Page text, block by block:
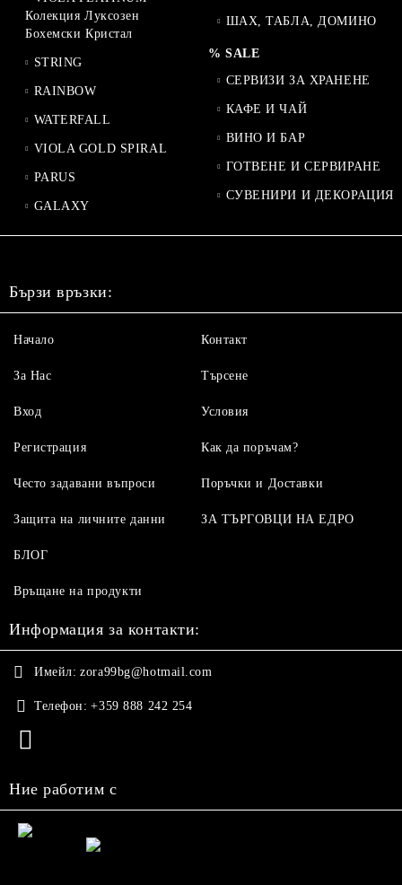
Колекция Луксозен
Бохемски Кристал
STRING
RAINBOW
WATERFALL
VIOLA GOLD SPIRAL
PARUS
GALAXY
ШАХ, ТАБЛА, ДОМИНО
% SALE
СЕРВИЗИ ЗА ХРАНЕНЕ
КАФЕ И ЧАЙ
ВИНО И БАР
ГОТВЕНЕ И СЕРВИРАНЕ
СУВЕНИРИ И ДЕКОРАЦИЯ
Бързи връзки:
Начало
За Нас
Вход
Регистрация
Контакт
Търсене
Условия
Как да поръчам?
Често задавани въпроси
Защита на личните данни
БЛОГ
Връщане на продукти
Поръчки и Доставки
ЗА ТЪРГОВЦИ НА ЕДРО
Информация за контакти:
Имейл: zora99bg@hotmail.com
Телефон: +359 888 242 254
Ние работим с